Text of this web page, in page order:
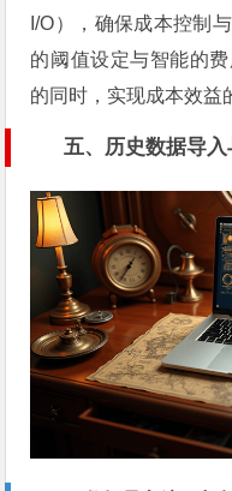
I/O），确保成本控制
的阈值设定与智能的
的同时，实现成本效益
五、历史数据导